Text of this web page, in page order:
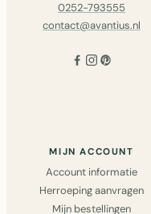
0252-793555
contact@avantius.nl
MIJN ACCOUNT
Account informatie
Herroeping aanvragen
Mijn bestellingen